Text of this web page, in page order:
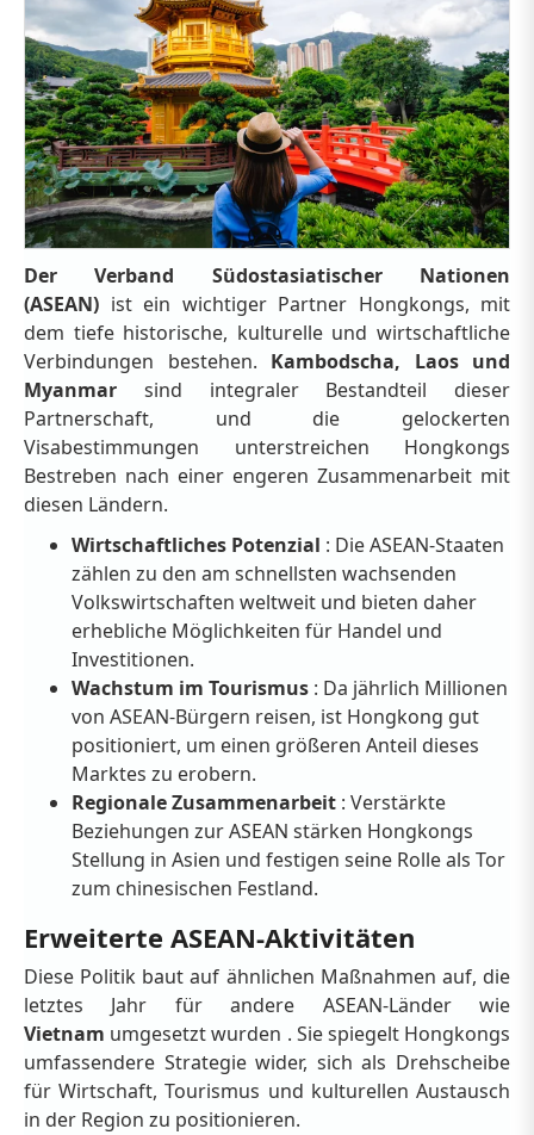
Der Verband Südostasiatischer Nationen
(ASEAN) ist ein wichtiger Partner Hongkongs, mit
dem tiefe historische, kulturelle und wirtschaftliche
Verbindungen bestehen. Kambodscha, Laos und
Myanmar sind integraler Bestandteil dieser
Partnerschaft, und die gelockerten
Visabestimmungen unterstreichen Hongkongs
Bestreben nach einer engeren Zusammenarbeit mit
diesen Ländern.
Wirtschaftliches Potenzial : Die ASEAN-Staaten
zählen zu den am schnellsten wachsenden
Volkswirtschaften weltweit und bieten daher
erhebliche Möglichkeiten für Handel und
Investitionen.
Wachstum im Tourismus : Da jährlich Millionen
von ASEAN-Bürgern reisen, ist Hongkong gut
positioniert, um einen größeren Anteil dieses
Marktes zu erobern.
Regionale Zusammenarbeit : Verstärkte
Beziehungen zur ASEAN stärken Hongkongs
Stellung in Asien und festigen seine Rolle als Tor
zum chinesischen Festland.
Erweiterte ASEAN-Aktivitäten
Diese Politik baut auf ähnlichen Maßnahmen auf, die
letztes Jahr für andere ASEAN-Länder wie
Vietnam umgesetzt wurden . Sie spiegelt Hongkongs
umfassendere Strategie wider, sich als Drehscheibe
für Wirtschaft, Tourismus und kulturellen Austausch
in der Region zu positionieren.